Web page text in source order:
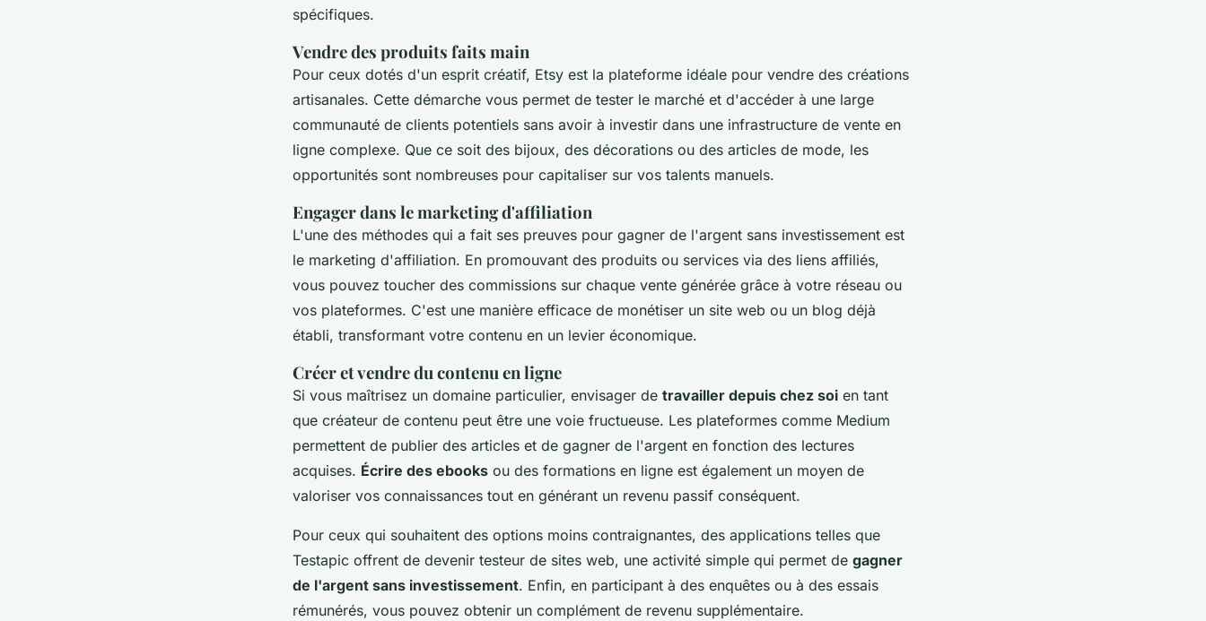
spécifiques.
Vendre des produits faits main
Pour ceux dotés d'un esprit créatif, Etsy est la plateforme idéale pour vendre des créations
artisanales. Cette démarche vous permet de tester le marché et d'accéder à une large
communauté de clients potentiels sans avoir à investir dans une infrastructure de vente en
ligne complexe. Que ce soit des bijoux, des décorations ou des articles de mode, les
opportunités sont nombreuses pour capitaliser sur vos talents manuels.
Engager dans le marketing d'affiliation
L'une des méthodes qui a fait ses preuves pour gagner de l'argent sans investissement est
le marketing d'affiliation. En promouvant des produits ou services via des liens affiliés,
vous pouvez toucher des commissions sur chaque vente générée grâce à votre réseau ou
vos plateformes. C'est une manière efficace de monétiser un site web ou un blog déjà
établi, transformant votre contenu en un levier économique.
Créer et vendre du contenu en ligne
Si vous maîtrisez un domaine particulier, envisager de travailler depuis chez soi en tant
que créateur de contenu peut être une voie fructueuse. Les plateformes comme Medium
permettent de publier des articles et de gagner de l'argent en fonction des lectures
acquises. Écrire des ebooks ou des formations en ligne est également un moyen de
valoriser vos connaissances tout en générant un revenu passif conséquent.
Pour ceux qui souhaitent des options moins contraignantes, des applications telles que
Testapic offrent de devenir testeur de sites web, une activité simple qui permet de gagner
de l'argent sans investissement. Enfin, en participant à des enquêtes ou à des essais
rémunérés, vous pouvez obtenir un complément de revenu supplémentaire.